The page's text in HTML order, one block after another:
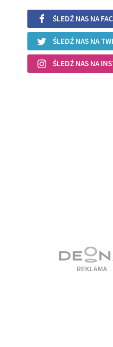
ŚLEDŹ NAS NA
ŚLEDŹ NAS NA
ŚLEDŹ NAS NA